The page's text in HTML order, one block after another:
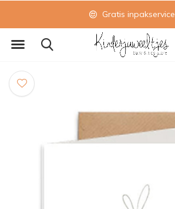
Gratis inpakservice